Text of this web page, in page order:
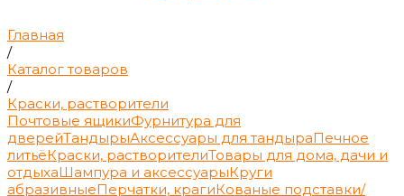
Главная
/
Каталог товаров
/
Краски, растворители
Почтовые ящикиФурнитура для
дверейТандырыАксессуары для тандыраПечное
литьёКраски, растворителиТовары для дома, дачи и
отдыхаШампура и аксессуарыКруги
абразивныеПерчатки, крагиКованые подставки/